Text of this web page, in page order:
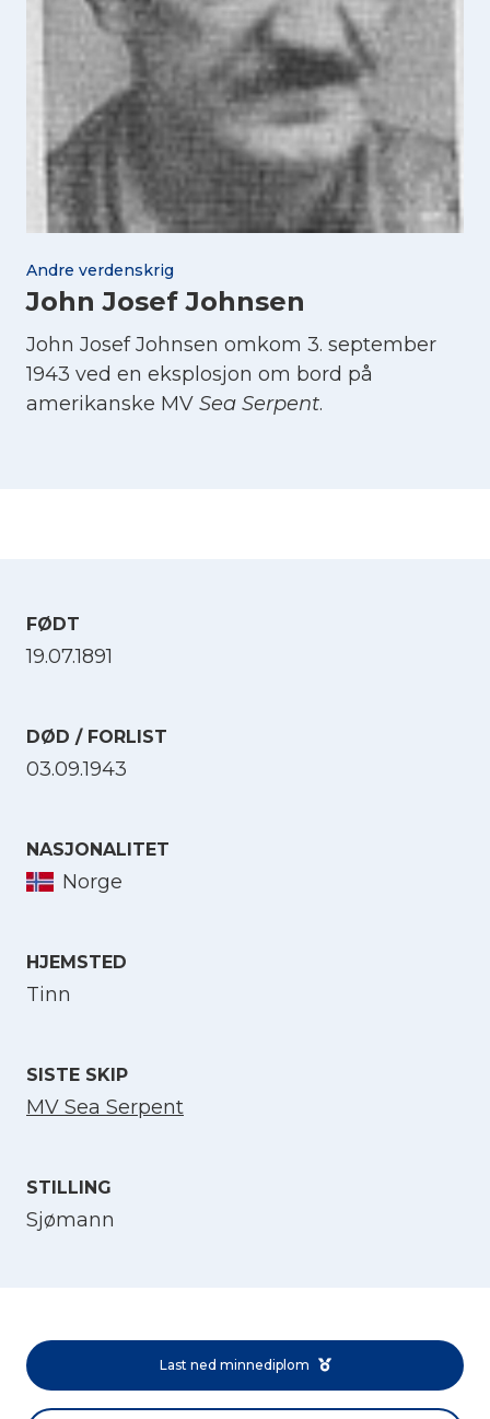
Andre verdenskrig
John Josef Johnsen
John Josef Johnsen omkom 3. september
1943 ved en eksplosjon om bord på
amerikanske MV Sea Serpent.
FØDT
19.07.1891
DØD / FORLIST
03.09.1943
NASJONALITET
Norge
HJEMSTED
Tinn
SISTE SKIP
MV Sea Serpent
STILLING
Sjømann
Last ned minnediplom
Velg språk
English